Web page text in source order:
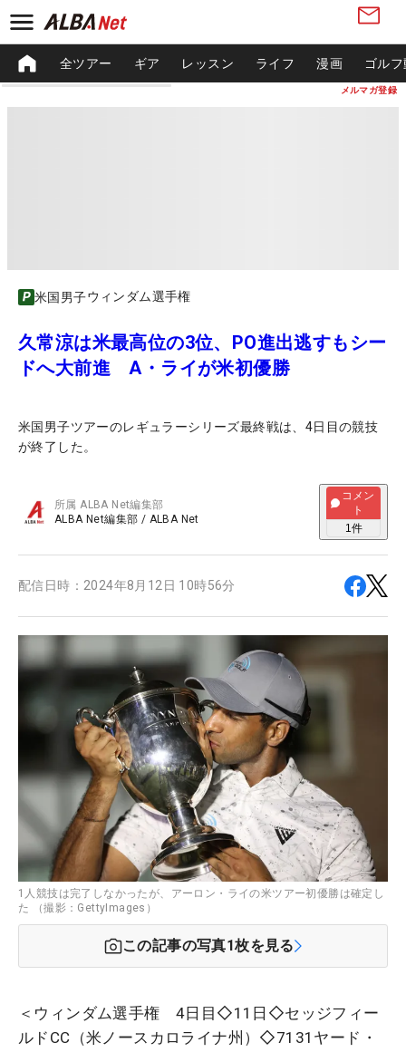
メルマガ登録
全ツアー ギア レッスン ライフ 漫画 ゴル
米国男子ウィンダム選手権
久常涼は米最高位の3位、PO進出逃すもシー
ドへ大前進 A・ライが米初優勝
米国男子ツアーのレギュラーシリーズ最終戦は、4日目の競技
が終了した。
所属ALBA Net編集部
ALBA Net編集部 / ALBA Net
コメン
ト
1件
配信日時： 2024年8月12日 10時56分
1人競技は完了しなかったが、アーロン・ライの米ツアー初優勝は確定し
た （撮影：GettyImages）
この記事の写真1枚を見る
＜ウィンダム選手権 4日目◇11日◇セッジフィー
ルドCC（米ノースカロライナ州）◇7131ヤード・